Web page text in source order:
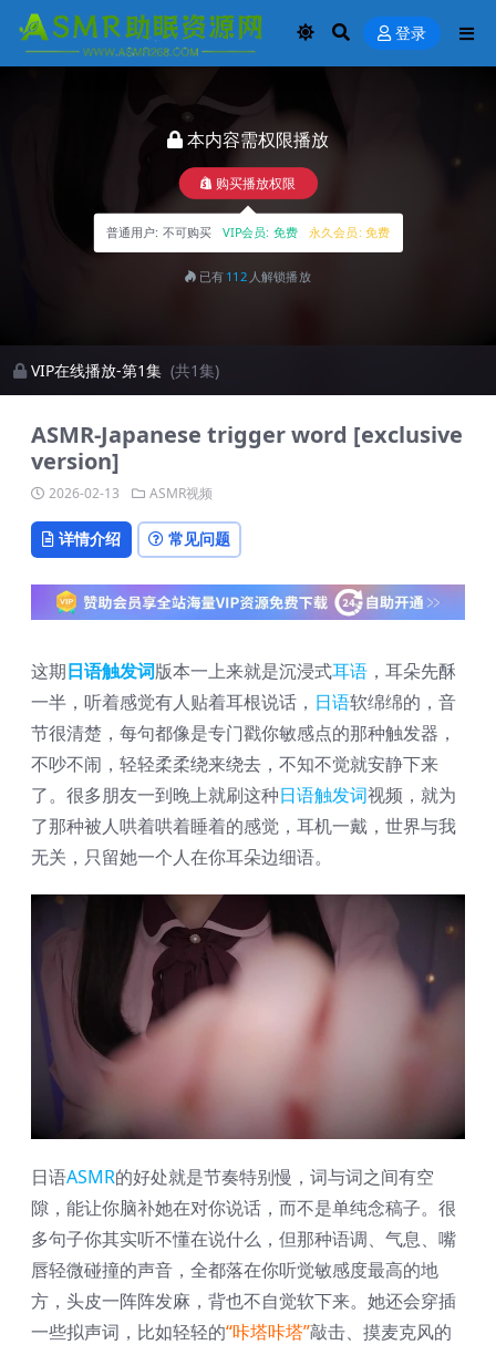
登录
本内容需权限播放
购买播放权限
普通用户: 不可购买 VIP会员: 免费 永久会员: 免费
已有112 人解锁播放
VIP在线播放-第1集 (共1集)
ASMR-Japanese trigger word [exclusive
version]
2026-02-13 ASMR视频
详情介绍 常见问题
这期日语触发词版本一上来就是沉浸式耳语 ，耳朵先酥
一半，听着感觉有人贴着耳根说话， 日语软绵绵的，音
节很清楚，每句都像是专门戳你敏感点的那种触发器，
不吵不闹，轻轻柔柔绕来绕去，不知不觉就安静下来
了。很多朋友一到晚上就刷这种日语触发词视频，就为
了那种被人哄着哄着睡着的感觉，耳机一戴，世界与我
无关，只留她一个人在你耳朵边细语。
日语ASMR的好处就是节奏特别慢，词与词之间有空
隙，能让你脑补她在对你说话，而不是单纯念稿子。很
多句子你其实听不懂在说什么，但那种语调、气息、嘴
唇轻微碰撞的声音，全都落在你听觉敏感度最高的地
方，头皮一阵阵发麻，背也不自觉软下来。她还会穿插
一些拟声词，比如轻轻的“咔塔咔塔”敲击、摸麦克风的